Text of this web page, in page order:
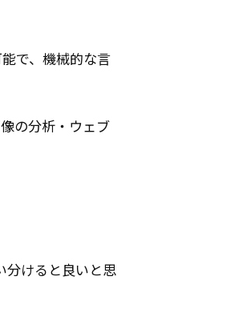
で、機械的な言
の分析・ウェブ
分けると良いと思